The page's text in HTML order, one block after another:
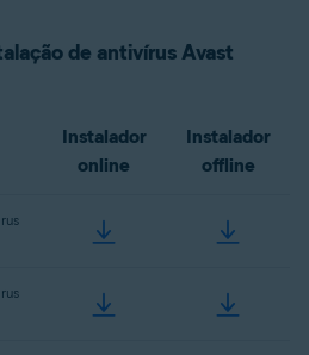
de antivírus Avast
Instalador
online
Instalador
offline